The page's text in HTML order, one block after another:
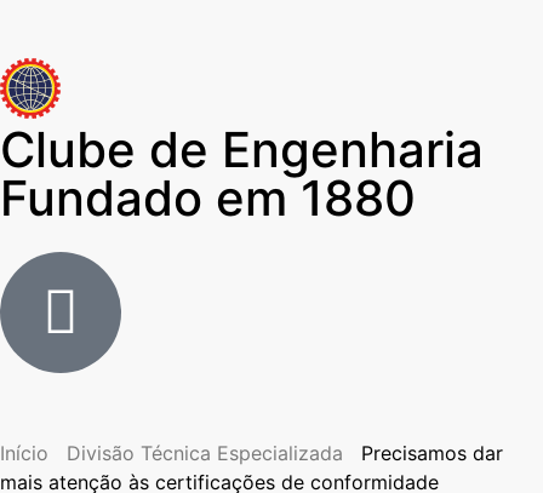
Clube de Engenharia
Fundado em 1880
Início Divisão Técnica Especializada
Precisamos dar
mais atenção às certificações de conformidade